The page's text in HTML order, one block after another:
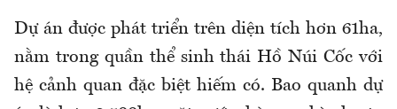
Dự án được phát triển trên diện tích hơn 61ha,
nằm trong quần thể sinh thái Hồ Núi Cốc với
hệ cảnh quan đặc biệt hiếm có. Bao quanh dự